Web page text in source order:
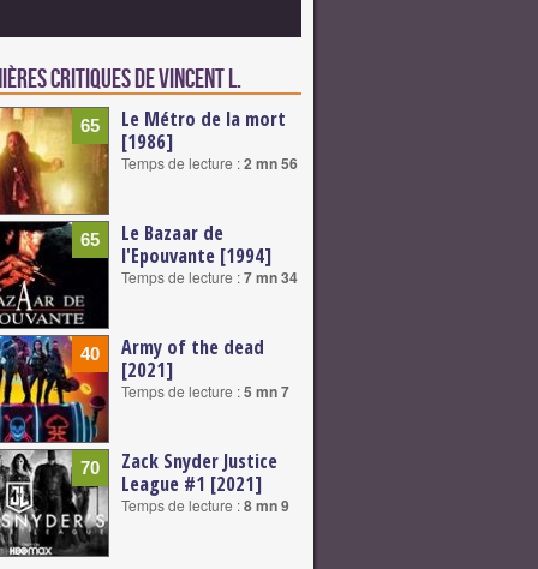
critiques de Vincent L.
65
Le Métro de la mort
[1986]
Temps de lecture :2 mn 56
65
Le Bazaar de
l'Epouvante [1994]
Temps de lecture :7 mn 34
40
Army of the dead
[2021]
Temps de lecture :5 mn 7
70
Zack Snyder Justice
League #1 [2021]
Temps de lecture :8 mn 9